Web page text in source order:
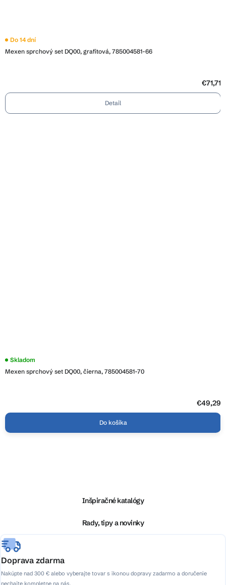
Mexen sprchový set DQ00, grafitová, 785004581-66
Do 14 dní
€71,71
Detail
Mexen sprchový set DQ00, čierna, 785004581-70
Skladom
€49,29
Do košíka
e
Inšpiračné katalógy
Rady, tipy a novinky
Doprava zdarma
Nakúpte nad 300 € alebo vyberajte tovar s ikonou dopravy zadarmo a doručenie
nechajte kompletne na nás.